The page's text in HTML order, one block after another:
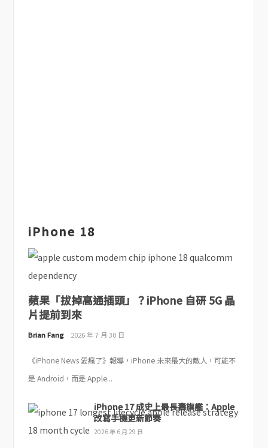
iPhone 18
蘋果「拔掉高通插頭」？iPhone 自研 5G 晶
片提前到來
Brian Fang 2026 年 7 月 30 日
《iPhone News 愛瘋了》報導，iPhone 未來最大的敵人，可能不
是 Android，而是 Apple...
iPhone 17 成史上最長壽旗艦：Apple
改寫手機更新節奏
2026 年 6 月 29 日